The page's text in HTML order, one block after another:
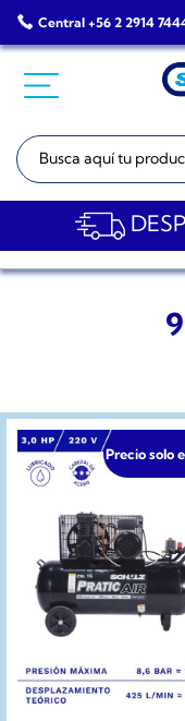
Saltar
al
Central +56 2 2914
Buscar:
Precio solo